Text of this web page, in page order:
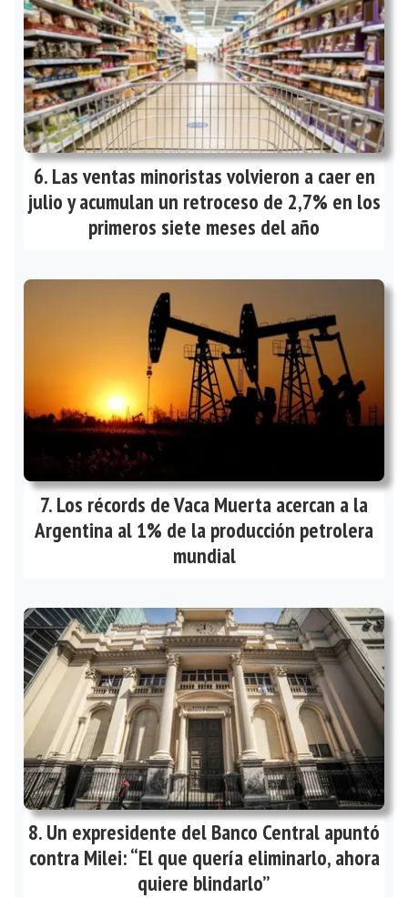
Las ventas minoristas volvieron a caer en
julio y acumulan un retroceso de 2,7% en los
primeros siete meses del año
Los récords de Vaca Muerta acercan a la
Argentina al 1% de la producción petrolera
mundial
Un expresidente del Banco Central apuntó
contra Milei: “El que quería eliminarlo, ahora
quiere blindarlo”